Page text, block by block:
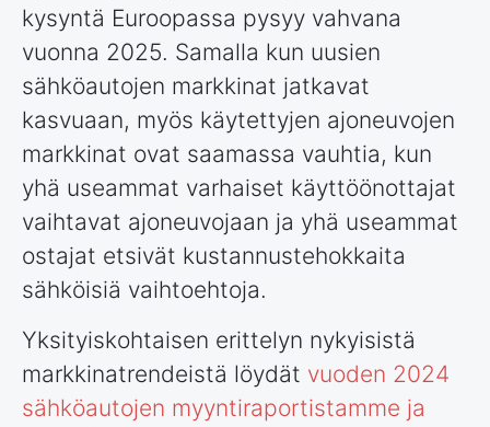
kysyntä Euroopassa pysyy vahvana
vuonna 2025. Samalla kun uusien
sähköautojen markkinat jatkavat
kasvuaan, myös käytettyjen ajoneuvojen
markkinat ovat saamassa vauhtia, kun
yhä useammat varhaiset käyttöönottajat
vaihtavat ajoneuvojaan ja yhä useammat
ostajat etsivät kustannustehokkaita
sähköisiä vaihtoehtoja.
Yksityiskohtaisen erittelyn nykyisistä
markkinatrendeistä löydät vuoden 2024
sähköautojen myyntiraportistamme ja